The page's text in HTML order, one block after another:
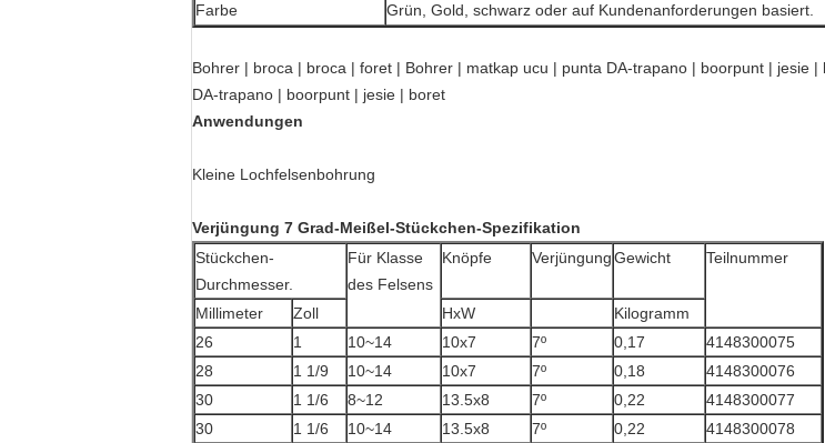
Farbe
Grün, Gold, schwarz oder auf Kundenanforderungen basiert.
Bohrer | broca | broca | foret | Bohrer | matkap ucu | punta DA-trapano | boorpunt | jesie
DA-trapano | boorpunt | jesie | boret
Anwendungen
Kleine Lochfelsenbohrung
Verjüngung 7 Grad-Meißel-Stückchen-Spezifikation
Stückchen-
Durchmesser.
Für Klasse
des Felsens
Knöpfe VerjüngungGewicht Teilnummer
Millimeter Zoll HxW
Kilogramm
26
1 10~14 10x7 7º 0,17
4148300075
28
1 1/9 10~14 10x7 7º 0,18
4148300076
30
1 1/6 8~12 13.5x8 7º 0,22
4148300077
30
1 1/6 10~14 13.5x8 7º 0,22
4148300078